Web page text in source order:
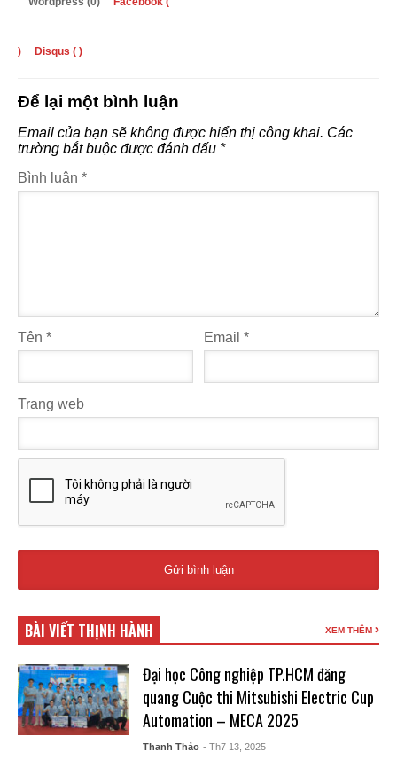
) Disqus ( )
Để lại một bình luận
Email của bạn sẽ không được hiển thị công khai. Các
trường bắt buộc được đánh dấu *
Bình luận *
Tên * Email*
Trang web
BÀI VIẾT THỊNH HÀNH XEM THÊM
Đại học Công nghiệp TP.HCM đăng
quang Cuộc thi Mitsubishi Electric Cup
Automation – MECA 2025
Thanh Thảo - Th7 13, 2025